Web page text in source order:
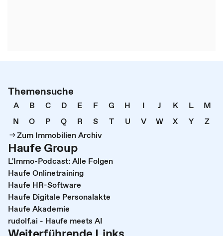
Themensuche
A B C D E F G H I J K L
M
N
O P Q R S T U V W X Y
Z
Zum Immobilien Archiv
Haufe Group
L'Immo-Podcast: Alle Folgen
Haufe Onlinetraining
Haufe HR-Software
Haufe Digitale Personalakte
Haufe Akademie
rudolf.ai - Haufe meets AI